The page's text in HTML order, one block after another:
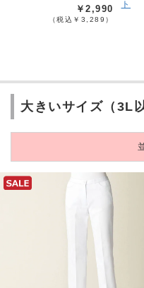
￥2,990
（税込￥3,289）
ト
大きいサイズ（3L